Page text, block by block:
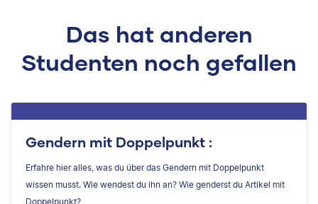
Das hat anderen
Studenten noch gefallen
Gendern mit Doppelpunkt :
Erfahre hier alles, was du über das Gendern mit Doppelpunkt
wissen musst. Wie wendest du ihn an? Wie genderst du Artikel mit
Doppelpunkt?